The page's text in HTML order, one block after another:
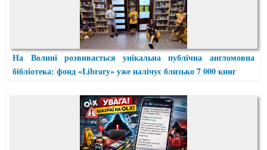
На Волині розвивається унікальна публічна англомовна
бібліотека: фонд «Library» уже налічує близько 7 000 книг